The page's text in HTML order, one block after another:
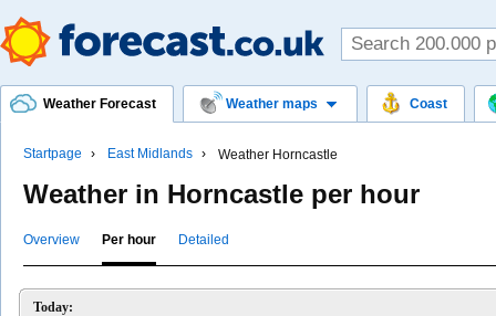
Weather Forecast Weather maps Coast
Startpage East Midlands Weather Horncastle
Weather in Horncastle per hour
Overview Per hour Detailed
Today: